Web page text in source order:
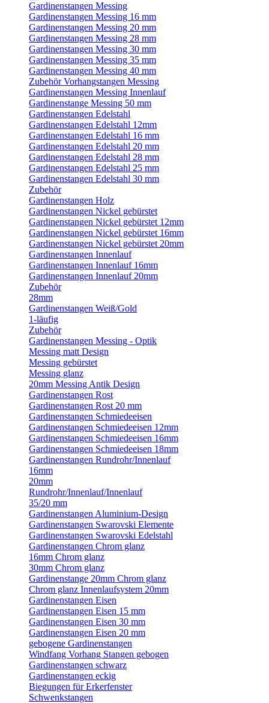
Gardinenstangen Messing
Gardinenstangen Messing 16 mm
Gardinenstangen Messing 20 mm
Gardinenstangen Messing 28 mm
Gardinenstangen Messing 30 mm
Gardinenstangen Messing 35 mm
Gardinenstangen Messing 40 mm
Zubehör Vorhangstangen Messing
Gardinenstangen Messing Innenlauf
Gardinenstange Messing 50 mm
Gardinenstangen Edelstahl
Gardinenstangen Edelstahl 12mm
Gardinenstangen Edelstahl 16 mm
Gardinenstangen Edelstahl 20 mm
Gardinenstangen Edelstahl 28 mm
Gardinenstangen Edelstahl 25 mm
Gardinenstangen Edelstahl 30 mm
Zubehör
Gardinenstangen Holz
Gardinenstangen Nickel gebürstet
Gardinenstangen Nickel gebürstet 12mm
Gardinenstangen Nickel gebürstet 16mm
Gardinenstangen Nickel gebürstet 20mm
Gardinenstangen Innenlauf
Gardinenstangen Innenlauf 16mm
Gardinenstangen Innenlauf 20mm
Zubehör
28mm
Gardinenstangen Weiß/Gold
1-läufig
Zubehör
Gardinenstangen Messing - Optik
Messing matt Design
Messing gebürstet
Messing glanz
20mm Messing Antik Design
Gardinenstangen Rost
Gardinenstangen Rost 20 mm
Gardinenstangen Schmiedeeisen
Gardinenstangen Schmiedeeisen 12mm
Gardinenstangen Schmiedeeisen 16mm
Gardinenstangen Schmiedeeisen 18mm
Gardinenstangen Rundrohr/Innenlauf
16mm
20mm
Rundrohr/Innenlauf/Innenlauf
35/20 mm
Gardinenstangen Aluminium-Design
Gardinenstangen Swarovski Elemente
Gardinenstangen Swarovski Edelstahl
Gardinenstangen Chrom glanz
16mm Chrom glanz
30mm Chrom glanz
Gardinenstange 20mm Chrom glanz
Chrom glanz Innenlaufsystem 20mm
Gardinenstangen Eisen
Gardinenstangen Eisen 15 mm
Gardinenstangen Eisen 30 mm
Gardinenstangen Eisen 20 mm
gebogene Gardinenstangen
Windfang Vorhang Stangen gebogen
Gardinenstangen schwarz
Gardinenstangen eckig
Biegungen für Erkerfenster
Schwenkstangen